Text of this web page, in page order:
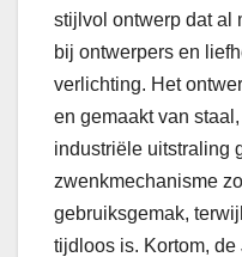
stijlvol ontwerp dat al
bij ontwerpers en
verlichting. Het
en gemaakt van
industriële uitstraling
zwenkmechanisme
gebruiksgemak,
tijdloos is. Kortom,